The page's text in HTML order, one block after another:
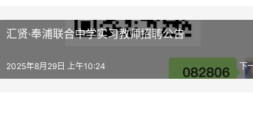
汇贤·奉浦联合中学实习教师招聘公告
下
2025年8月29日 上午10:24